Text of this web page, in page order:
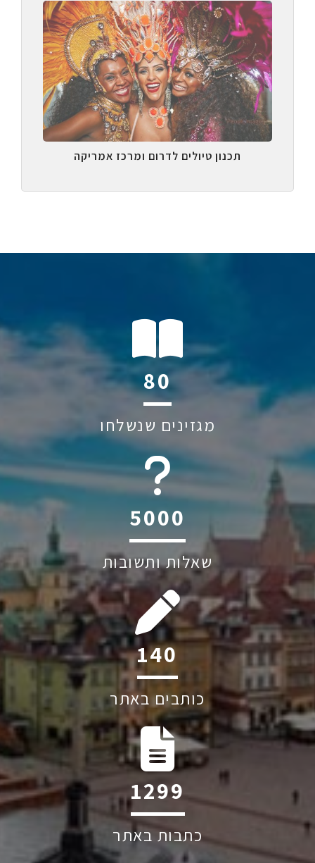
תכנון טיולים לדרום ומרכז אמריקה
114
מגזינים שנשלחו
6045
שאלות ותשובות
200
כותבים באתר
1863
כתבות באתר